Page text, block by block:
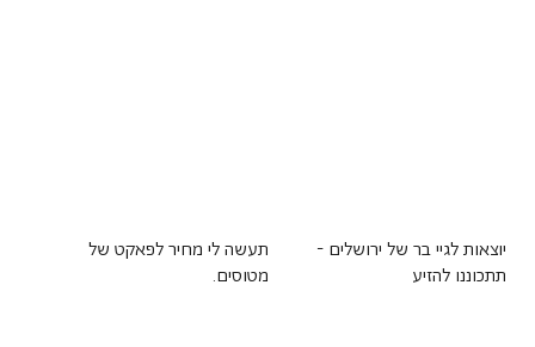
יוצאות לגיי בר של ירושלים -
תתכוננו להזיע
תעשה לי מחיר לפאקט של
מטוסים.